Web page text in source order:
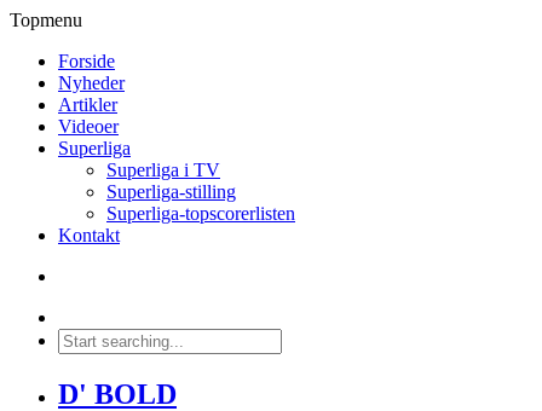
Topmenu
Forside
Nyheder
Artikler
Videoer
Superliga
Superliga i TV
Superliga-stilling
Superliga-topscorerlisten
Kontakt
D' BOLD